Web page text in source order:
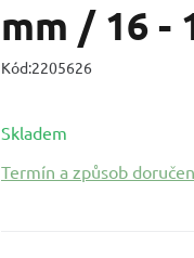
mm / 16 -
Kód:2205626
Skladem
Termín a způsob